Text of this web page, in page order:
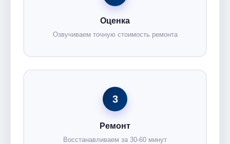
Оценка
Озвучиваем точную стоимость ремонта
3
Ремонт
Восстанавливаем за 30-60 минут